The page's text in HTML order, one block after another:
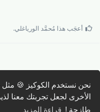
نحن نستخدم الكوكيز 🍪 مثل
الأخرى لجعل تجربتك معنا
طازجة ! قراءة المزيد
أعجَب هذا مُحمَّد الورياغلي.
كتابة رد 🖊️